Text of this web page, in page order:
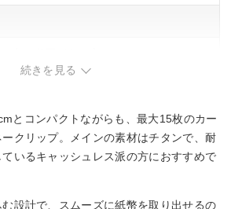
続きを見る
とコンパクトながらも、最大15枚のカー
ークリップ。メインの素材はチタンで、耐
いるキャッシュレス派の方におすすめで
設計で、スムーズに紙幣を取り出せるの